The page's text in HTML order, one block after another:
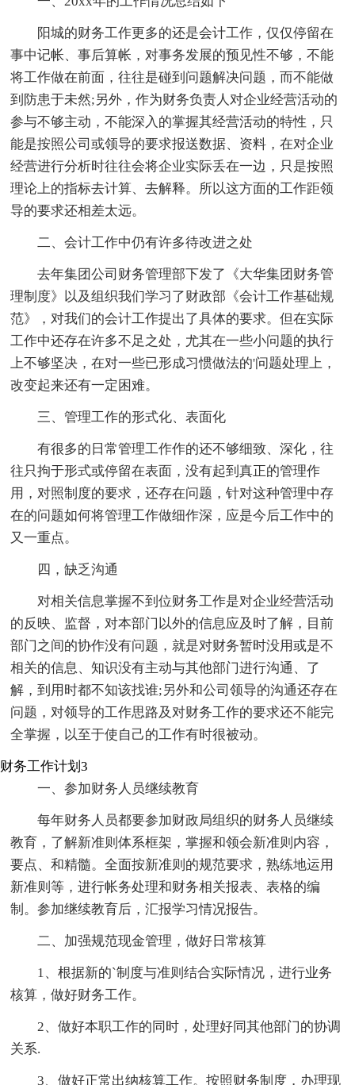
阳城的财务工作更多的还是会计工作，仅仅停留在
事中记帐、事后算帐，对事务发展的预见性不够，不能
将工作做在前面，往往是碰到问题解决问题，而不能做
到防患于未然;另外，作为财务负责人对企业经营活动的
参与不够主动，不能深入的掌握其经营活动的特性，只
能是按照公司或领导的要求报送数据、资料，在对企业
经营进行分析时往往会将企业实际丢在一边，只是按照
理论上的指标去计算、去解释。所以这方面的工作距领
导的要求还相差太远。
二、会计工作中仍有许多待改进之处
去年集团公司财务管理部下发了《大华集团财务管
理制度》以及组织我们学习了财政部《会计工作基础规
范》，对我们的会计工作提出了具体的要求。但在实际
工作中还存在许多不足之处，尤其在一些小问题的执行
上不够坚决，在对一些已形成习惯做法的'问题处理上，
改变起来还有一定困难。
三、管理工作的形式化、表面化
有很多的日常管理工作作的还不够细致、深化，往
往只拘于形式或停留在表面，没有起到真正的管理作
用，对照制度的要求，还存在问题，针对这种管理中存
在的问题如何将管理工作做细作深，应是今后工作中的
又一重点。
四，缺乏沟通
对相关信息掌握不到位财务工作是对企业经营活动
的反映、监督，对本部门以外的信息应及时了解，目前
部门之间的协作没有问题，就是对财务暂时没用或是不
相关的信息、知识没有主动与其他部门进行沟通、了
解，到用时都不知该找谁;另外和公司领导的沟通还存在
问题，对领导的工作思路及对财务工作的要求还不能完
全掌握，以至于使自己的工作有时很被动。
财务工作计划3
一、参加财务人员继续教育
每年财务人员都要参加财政局组织的财务人员继续
教育，了解新准则体系框架，掌握和领会新准则内容，
要点、和精髓。全面按新准则的规范要求，熟练地运用
新准则等，进行帐务处理和财务相关报表、表格的编
制。参加继续教育后，汇报学习情况报告。
二、加强规范现金管理，做好日常核算
1、根据新的`制度与准则结合实际情况，进行业务
核算，做好财务工作。
2、做好本职工作的同时，处理好同其他部门的协调
关系.
3、做好正常出纳核算工作。按照财务制度，办理现